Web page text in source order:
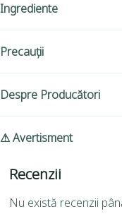
Ingrediente
Precauții
Despre Producători
⚠ Avertisment
Recenzii
Nu există recenzii